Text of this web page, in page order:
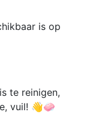
is op
te reinigen,
vuil! 👋🧼